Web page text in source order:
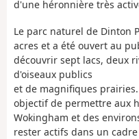
d'une héronnière très
Le parc naturel de Dinton
acres et a été ouvert au
découvrir sept lacs, deux
d'oiseaux publics
et de magnifiques
objectif de permettre aux
Wokingham et des
rester actifs dans un